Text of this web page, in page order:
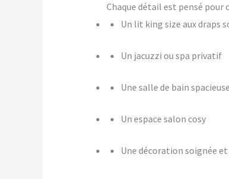
Chaque détail est pensé
Un lit king size aux draps
Un jacuzzi ou spa privatif
Une salle de bain
Un espace salon cosy
Une décoration soignée